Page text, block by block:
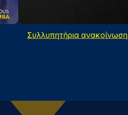
Συλλυπητήρια ανακοίνωση